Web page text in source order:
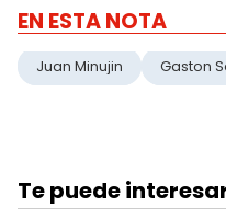
EN ESTA NOTA
Juan Minujin Gaston